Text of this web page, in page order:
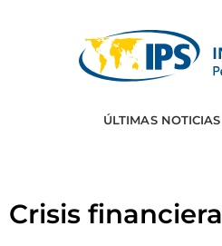
ÚLTIMAS NOTICIAS
Crisis financiera